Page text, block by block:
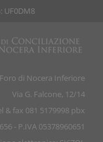
UF0DM8
di Nocera Inferiore
Via G. Falcone, 12/14
& fax 081 5179998 pbx
- P.IVA 05378960651